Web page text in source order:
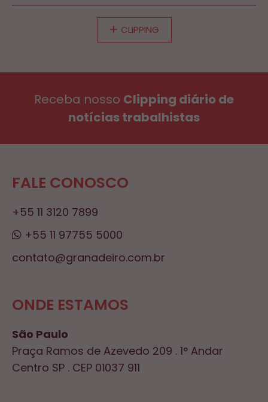
CLIPPING
Receba nosso Clipping diário de
notícias trabalhistas
FALE CONOSCO
+55 11 3120 7899
+55 11 97755 5000
contato@granadeiro.com.br
ONDE ESTAMOS
São Paulo
Praça Ramos de Azevedo 209 . 1° Andar
Centro SP . CEP 01037 911